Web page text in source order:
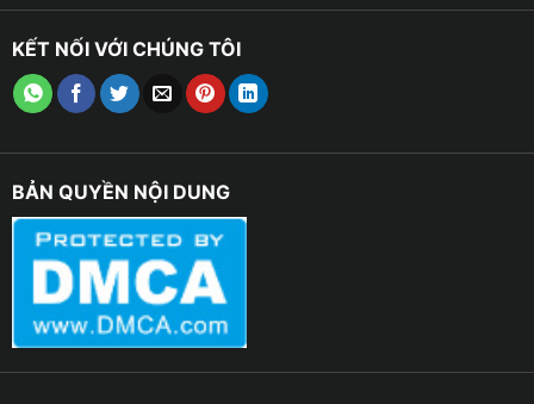
KẾT NỐI VỚI CHÚNG TÔI
BẢN QUYỀN NỘI DUNG